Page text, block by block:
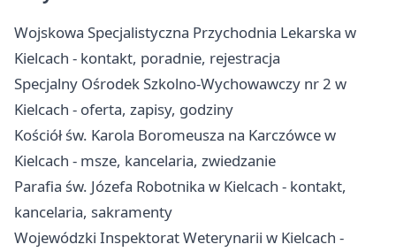
Wojskowa Specjalistyczna Przychodnia Lekarska w
Kielcach - kontakt, poradnie, rejestracja
Specjalny Ośrodek Szkolno-Wychowawczy nr 2 w
Kielcach - oferta, zapisy, godziny
Kościół św. Karola Boromeusza na Karczówce w
Kielcach - msze, kancelaria, zwiedzanie
Parafia św. Józefa Robotnika w Kielcach - kontakt,
kancelaria, sakramenty
Wojewódzki Inspektorat Weterynarii w Kielcach -